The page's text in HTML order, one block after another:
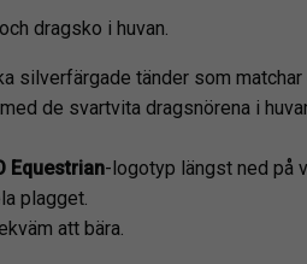
dragsko i huvan.
silverfärgade tänder som
de svartvita dragsnörena i
Equestrian-logotyp längst ned på
plagget.
att bära.